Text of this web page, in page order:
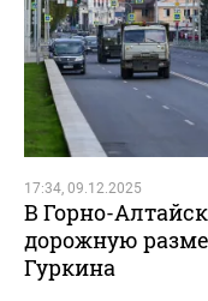
17:34, 09.12.2025
В Горно-
дорожную
Гуркина